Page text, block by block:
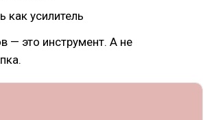
как усилитель
— это инструмент. А не